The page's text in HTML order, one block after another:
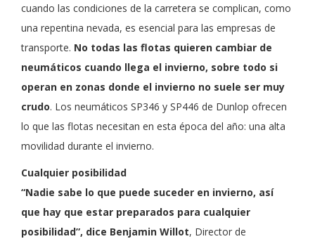
cuando las condiciones de la carretera se complican, como
una repentina nevada, es esencial para las empresas de
transporte. No todas las flotas quieren cambiar de
neumáticos cuando llega el invierno, sobre todo si
operan en zonas donde el invierno no suele ser muy
crudo. Los neumáticos SP346 y SP446 de Dunlop ofrecen
lo que las flotas necesitan en esta época del año: una alta
movilidad durante el invierno.
Cualquier posibilidad
“Nadie sabe lo que puede suceder en invierno, así
que hay que estar preparados para cualquier
posibilidad”, dice Benjamin Willot, Director de